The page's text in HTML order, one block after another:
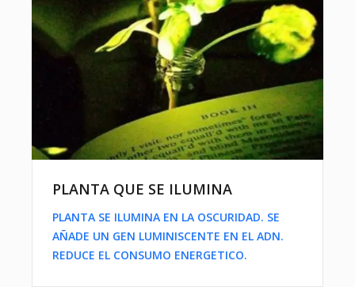
PLANTA QUE SE ILUMINA
PLANTA SE ILUMINA EN LA OSCURIDAD. SE
AÑADE UN GEN LUMINISCENTE EN EL ADN.
REDUCE EL CONSUMO ENERGETICO.